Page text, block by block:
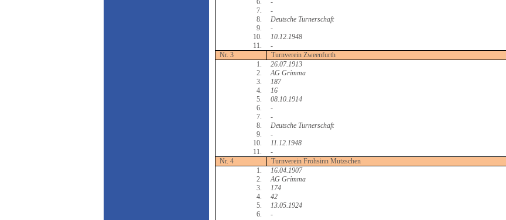
6.
-
7.
-
8.
Deutsche Turnerschaft
9.
-
10.
10.12.1948
11.
-
Nr. 3
Turnverein Zweenfurth
1.
26.07.1913
2.
AG Grimma
3.
187
4.
16
5.
08.10.1914
6.
-
7.
-
8.
Deutsche Turnerschaft
9.
-
10.
11.12.1948
11.
-
Nr. 4
Turnverein Frohsinn Mutzschen
1.
16.04.1907
2.
AG Grimma
3.
174
4.
42
5.
13.05.1924
6.
-